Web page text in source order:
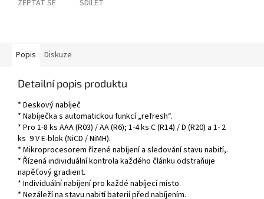
ZEPTAT SE SDÍLET
Popis Diskuze
Detailní popis produktu
* Deskový nabíječ
* Nabíječka s automatickou funkcí „refresh“.
* Pro 1-8 ks AAA (R03) / AA (R6); 1-4 ks C (R14) / D (R20) a 1- 2
ks 9 V E-blok (NiCD / NiMH).
* Mikroprocesorem řízené nabíjení a sledování stavu nabití,.
* Řízená individuální kontrola každého článku odstraňuje
napěťový gradient.
* Individuální nabíjení pro každé nabíjecí místo.
* Nezáleží na stavu nabití baterií před nabíjením.